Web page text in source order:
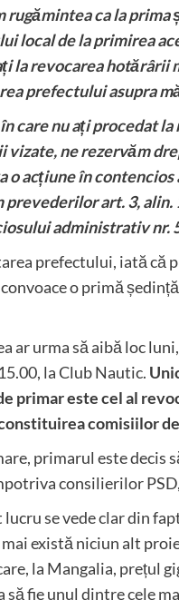
rugămintea ca la prima
local de la primirea
la revocarea hotărârii
prefectului asupra
care nu ați procedat
vizate, ne rezervăm
o acțiune în
prevederilor art. 3, alin.
administrativ nr.
prefectului, iată că
o primă
ar urma să aibă loc
la Club Nautic.
primar este cel al
comisiilor
primarul este decis
consilierilor
lucru se vede clar din
mai există niciun alt
la Mangalia, prețul
să fie unul dintre cele